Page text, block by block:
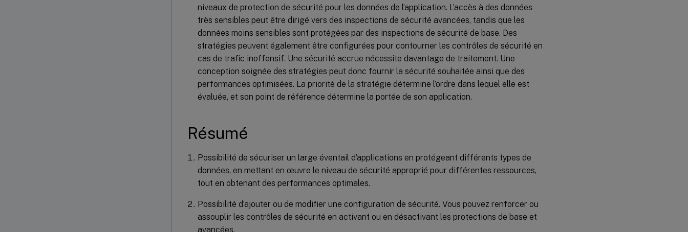
niveaux de protection de sécurité pour les données de l’application. L’accès à des données
très sensibles peut être dirigé vers des inspections de sécurité avancées, tandis que les
données moins sensibles sont protégées par des inspections de sécurité de base. Des
stratégies peuvent également être configurées pour contourner les contrôles de sécurité en
cas de trafic inoffensif. Une sécurité accrue nécessite davantage de traitement. Une
conception soignée des stratégies peut donc fournir la sécurité souhaitée ainsi que des
performances optimisées. La priorité de la stratégie détermine l’ordre dans lequel elle est
évaluée, et son point de référence détermine la portée de son application.
Résumé
Possibilité de sécuriser un large éventail d’applications en protégeant différents types de
données, en mettant en œuvre le niveau de sécurité approprié pour différentes ressources,
tout en obtenant des performances optimales.
Possibilité d’ajouter ou de modifier une configuration de sécurité. Vous pouvez renforcer ou
assouplir les contrôles de sécurité en activant ou en désactivant les protections de base et
avancées.